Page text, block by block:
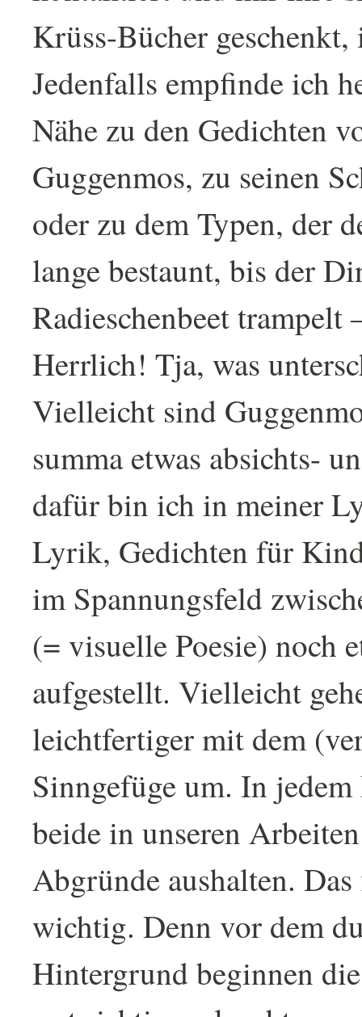
Krüss-Bücher
Jedenfalls empfinde ich
Nähe zu den Gedichten
Guggenmos, zu seinen
oder zu dem Typen, der
lange bestaunt, bis der
Radieschenbeet trampelt
Herrlich! Tja, was
Vielleicht sind
summa etwas absichts-
dafür bin ich in meiner
Lyrik, Gedichten für
im Spannungsfeld
(= visuelle Poesie) noch
aufgestellt. Vielleicht
leichtfertiger mit dem
Sinngefüge um. In
beide in unseren
Abgründe aushalten.
wichtig. Denn vor dem
Hintergrund beginnen